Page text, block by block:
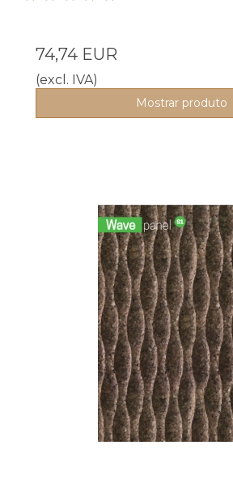
74,74 EUR
(excl. IVA)
Mostrar produto